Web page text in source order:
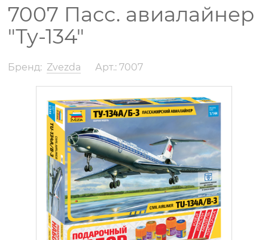
7007 Пасс. авиалайнер
"Ту-134"
Бренд: Zvezda Арт.: 7007